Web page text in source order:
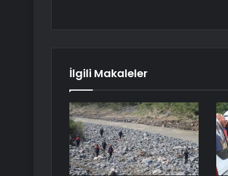
İlgili Makaleler